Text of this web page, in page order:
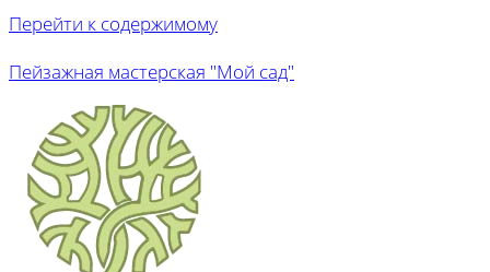
Перейти к содержимому
Пейзажная мастерская "Мой сад"